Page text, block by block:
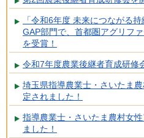
「令和6年度 未来につながる
GAP部門で、首都圏アグリフ
を受賞！
令和7年度農業後継者育成研修
埼玉県指導農業士・さいたま
定されました！
指導農業士・さいたま農村女
ました！